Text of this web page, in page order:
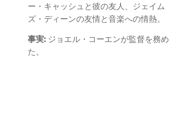
ー・キャッシュと彼の友人、ジェイム
ズ・ディーンの友情と音楽への情熱。
事実: ジョエル・コーエンが監督を務め
た。